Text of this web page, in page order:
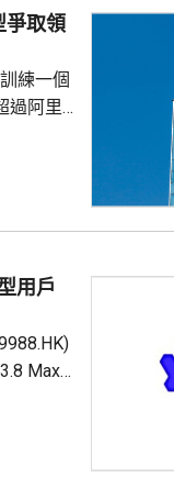
爭取領
練一個
過阿里
。 報
體員
行業，
用戶
Max
形成